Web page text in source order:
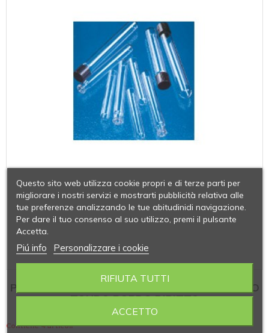
PROVETTE DISPOSABLE PER COLTURA FONDO
TONDO BORDO DIRITTO
Contiene 4 articoli
Questo sito web utilizza cookie propri e di terze parti per
migliorare i nostri servizi e mostrarti pubblicità relativa alle
tue preferenze analizzando le tue abitudinidi navigazione.
Per dare il tuo consenso al suo utilizzo, premi il pulsante
Accetta.
Piú info Personalizzare i cookie
RIFIUTA TUTTI
ACCETTO